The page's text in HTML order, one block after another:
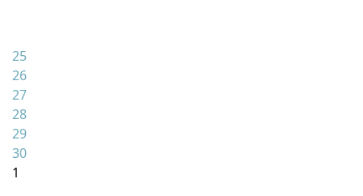
25
26
27
28
29
30
1